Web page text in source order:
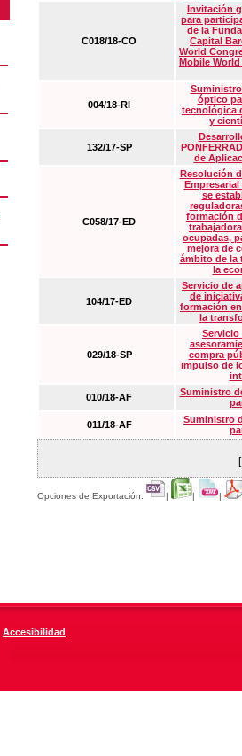
C018/18-CO
Invitación
para
de la
Capital
World
Mobile
004/18-RI
óptico
tecnológica
y
132/17-SP
de
C058/17-ED
Resolución
Empresarial
se
formación
ocupadas,
mejora de
ámbito de la
la
104/17-ED
Servicio de
de
formación
la
029/18-SP
Servicio
compra
impulso de
010/18-AF
Suministro
011/18-AF
Suministro
Opciones de Exportación: | | |
Accesibilidad